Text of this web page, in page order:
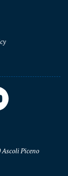
Ascoli Piceno